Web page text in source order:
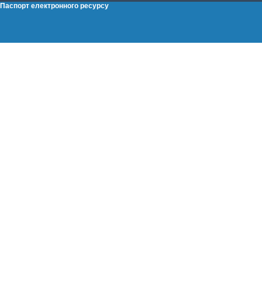
Паспорт електронного ресурсу